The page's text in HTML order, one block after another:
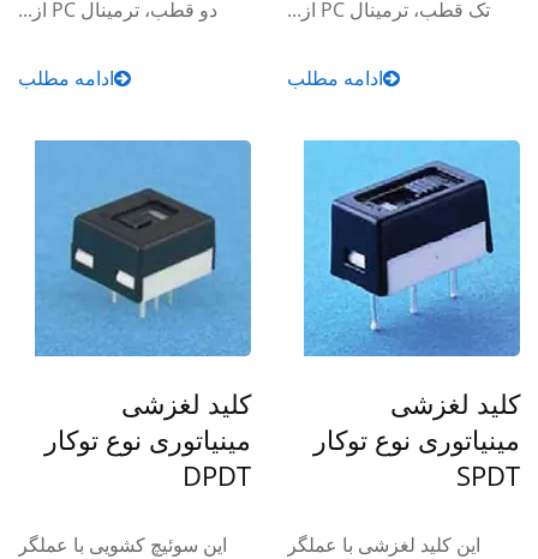
تک قطب، ترمینال PC از...
ادامه مطلب
دو قطب، ترمینال PC از...
ادامه مطلب
کلید لغزشی
مینیاتوری نوع توکار
SPDT
این کلید لغزشی با عملگر
کلید لغزشی
مینیاتوری نوع توکار
DPDT
این سوئیچ کشویی با عملگر